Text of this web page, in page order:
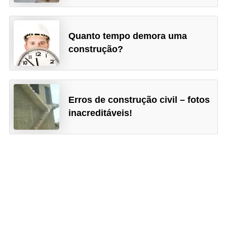
Quanto tempo demora uma
construção?
Erros de construção civil – fotos
inacreditáveis!